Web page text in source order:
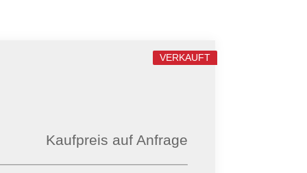
VERKAUFT
Kaufpreis auf Anfrage